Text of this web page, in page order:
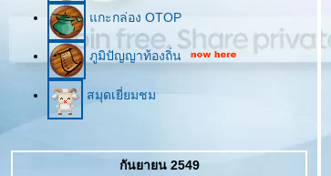
กะกล่อง OTOP
ภูมิปัญญาท้องถิ่น
สมุดเยี่ยมชม
กันยายน 2549